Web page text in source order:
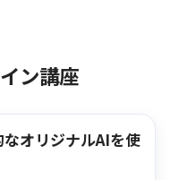
ン講座
オリジナルAIを使